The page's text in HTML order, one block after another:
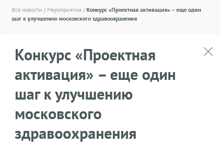
Все новости / Мероприятия /Конкурс «Проектная активация» – еще один
шаг к улучшению московского здравоохранения
Конкурс «Проектная
активация» – еще один
шаг к улучшению
московского
здравоохранения